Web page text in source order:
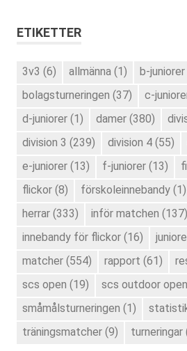
ETIKETTER
3v3 (6) allmänna (1) b-juniorer
bolagsturneringen (37) c-
d-juniorer (1) damer (380)
division 3 (239) division 4 (55)
e-juniorer (13) f-juniorer (13)
flickor (8) förskoleinnebandy (1)
herrar (333) inför matchen (137)
innebandy för flickor (16)
matcher (554) rapport (61)
scs open (19) scs outdoor open
småmålsturneringen (1)
träningsmatcher (9) turneringar